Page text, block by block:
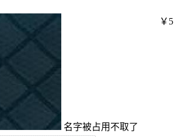
名字被占用不取了
￥5